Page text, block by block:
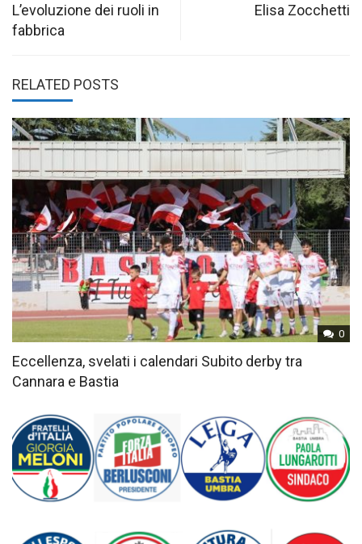
L’evoluzione dei ruoli in
fabbrica
Elisa Zocchetti
RELATED POSTS
0
Eccellenza, svelati i calendari Subito derby tra
Cannara e Bastia